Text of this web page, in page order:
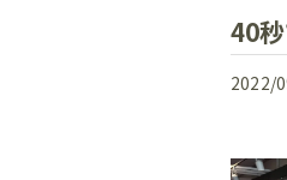
40
2022/